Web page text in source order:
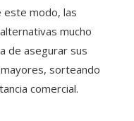
este modo, las
mucho
de asegurar sus
sorteando
comercial.